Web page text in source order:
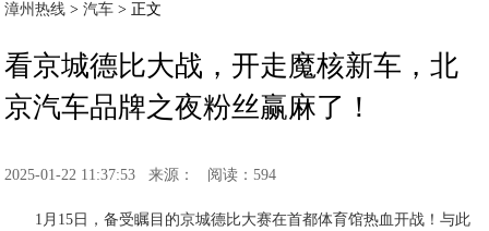
漳州热线 >汽车 > 正文
看京城德比大战，开走魔核新车，北
京汽车品牌之夜粉丝赢麻了！
2025-01-22 11:37:53 来源： 阅读：594
1月15日，备受瞩目的京城德比大赛在首都体育馆热血开战！与此